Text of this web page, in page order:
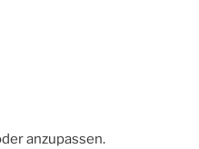
anzupassen.